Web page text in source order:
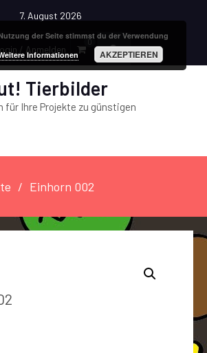
7. August 2026
/ Anmelden
0
Tierbilder
für Ihre Projekte zu günstigen
Einhorn 002
der Seite stimmst du der Verwendung
Informationen AKZEPTIEREN